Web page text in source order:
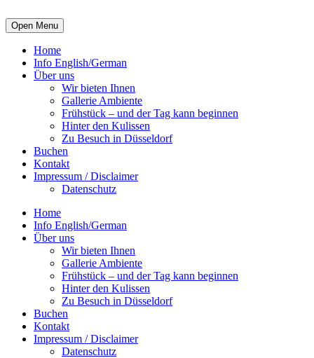
Open Menu
Home
Info English/German
Über uns
Wir bieten Ihnen
Gallerie Ambiente
Frühstück – und der Tag kann beginnen
Hinter den Kulissen
Zu Besuch in Düsseldorf
Buchen
Kontakt
Impressum / Disclaimer
Datenschutz
Home
Info English/German
Über uns
Wir bieten Ihnen
Gallerie Ambiente
Frühstück – und der Tag kann beginnen
Hinter den Kulissen
Zu Besuch in Düsseldorf
Buchen
Kontakt
Impressum / Disclaimer
Datenschutz